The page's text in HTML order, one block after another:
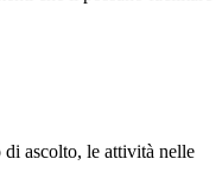
di ascolto, le attività nelle